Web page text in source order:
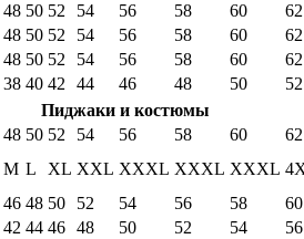
48 50 52 54 56 58 60
62
48 50 52 54 56 58 60
62
48 50 52 54 56 58 60
62
38 40 42 44 46 48 50
52
Пиджаки и костюмы
48 50 52 54 56 58 60
62
M L XL XXL XXXL XXXL XXXL
46 48 50 52 54 56 58
60
42 44 46 48 50 52 54
56